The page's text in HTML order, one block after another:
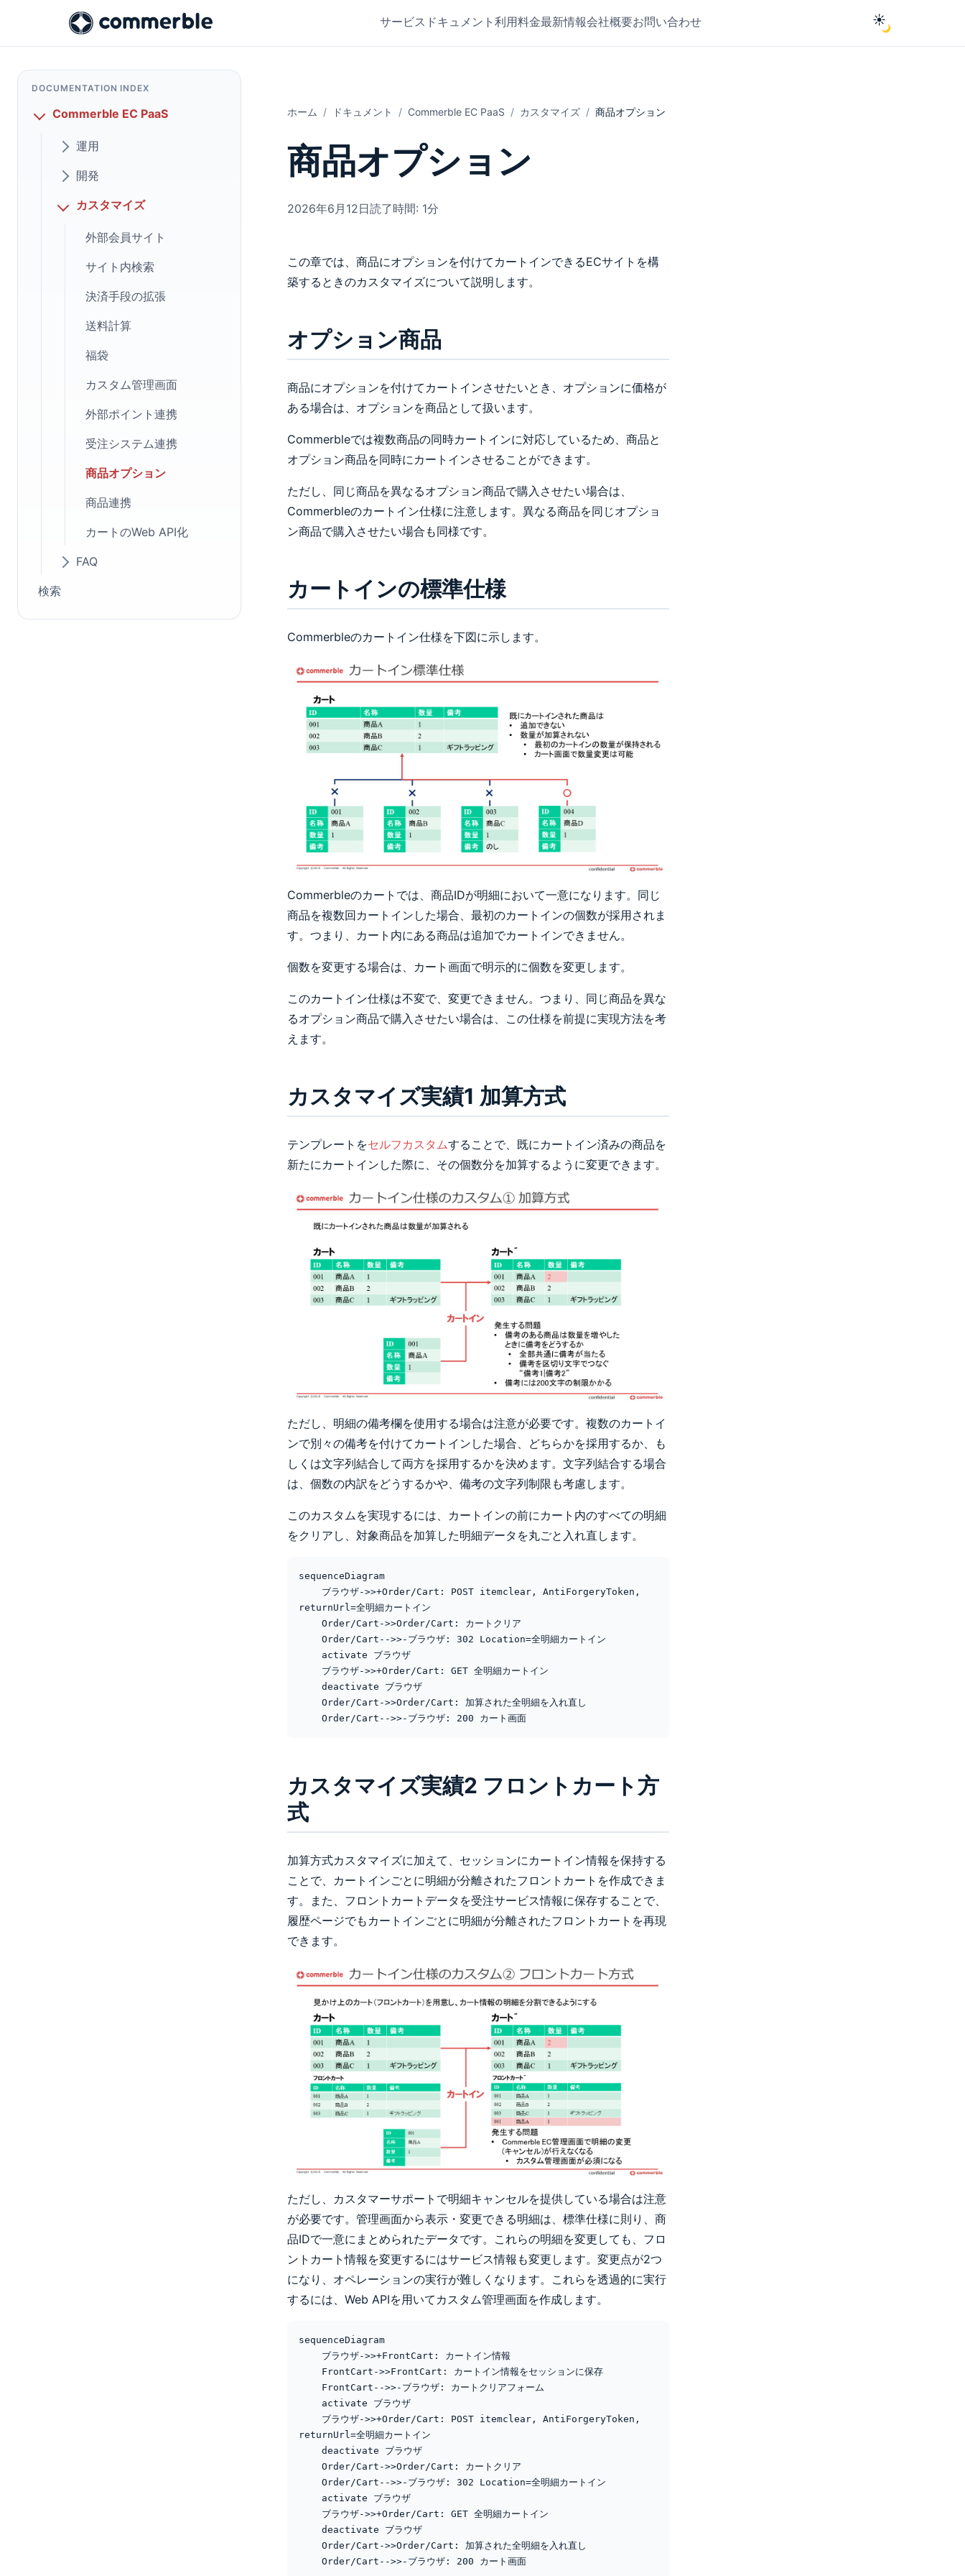
サービス ドキュメント 利用料金最新情報会社概要お問い合わせ ☀️
🌙
ホーム ドキュメント Commerble EC PaaS カスタマイズ 商品オプション
商品オプション
2026年6月12日読了時間: 1分
この章では、商品にオプションを付けてカートインできるECサイトを構
築するときのカスタマイズについて説明します。
オプション商品
商品にオプションを付けてカートインさせたいとき、オプションに価格が
ある場合は、オプションを商品として扱います。
Commerbleでは複数商品の同時カートインに対応しているため、商品と
オプション商品を同時にカートインさせることができます。
ただし、同じ商品を異なるオプション商品で購入させたい場合は、
Commerbleのカートイン仕様に注意します。異なる商品を同じオプショ
ン商品で購入させたい場合も同様です。
カートインの標準仕様
Commerbleのカートイン仕様を下図に示します。
Commerbleのカートでは、商品IDが明細において一意になります。同じ
商品を複数回カートインした場合、最初のカートインの個数が採用されま
す。つまり、カート内にある商品は追加でカートインできません。
個数を変更する場合は、カート画面で明示的に個数を変更します。
このカートイン仕様は不変で、変更できません。つまり、同じ商品を異な
るオプション商品で購入させたい場合は、この仕様を前提に実現方法を考
えます。
カスタマイズ実績1 加算方式
テンプレートをセルフカスタムすることで、既にカートイン済みの商品を
新たにカートインした際に、その個数分を加算するように変更できます。
ただし、明細の備考欄を使用する場合は注意が必要です。複数のカートイ
ンで別々の備考を付けてカートインした場合、どちらかを採用するか、も
しくは文字列結合して両方を採用するかを決めます。文字列結合する場合
は、個数の内訳をどうするかや、備考の文字列制限も考慮します。
このカスタムを実現するには、カートインの前にカート内のすべての明細
をクリアし、対象商品を加算した明細データを丸ごと入れ直します。
sequenceDiagram
returnUrl=全明細カートイン
カスタマイズ実績2 フロントカート方
式
加算方式カスタマイズに加えて、セッションにカートイン情報を保持する
ことで、カートインごとに明細が分離されたフロントカートを作成できま
す。また、フロントカートデータを受注サービス情報に保存することで、
履歴ページでもカートインごとに明細が分離されたフロントカートを再現
できます。
ただし、カスタマーサポートで明細キャンセルを提供している場合は注意
が必要です。管理画面から表示・変更できる明細は、標準仕様に則り、商
品IDで一意にまとめられたデータです。これらの明細を変更しても、フロ
ントカート情報を変更するにはサービス情報も変更します。変更点が2つ
になり、オペレーションの実行が難しくなります。これらを透過的に実行
するには、Web APIを用いてカスタム管理画面を作成します。
sequenceDiagram
returnUrl=全明細カートイン
DOCUMENTATION INDEX
Commerble EC PaaS
運用
開発
カスタマイズ
外部会員サイト
サイト内検索
決済手段の拡張
送料計算
福袋
カスタム管理画面
外部ポイント連携
受注システム連携
商品オプション
商品連携
カートのWeb API化
FAQ
検索